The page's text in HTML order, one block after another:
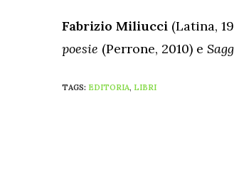
Fabrizio Miliucci (Latina,
poesie (Perrone, 2010) e
TAGS: EDITORIA, LIBRI